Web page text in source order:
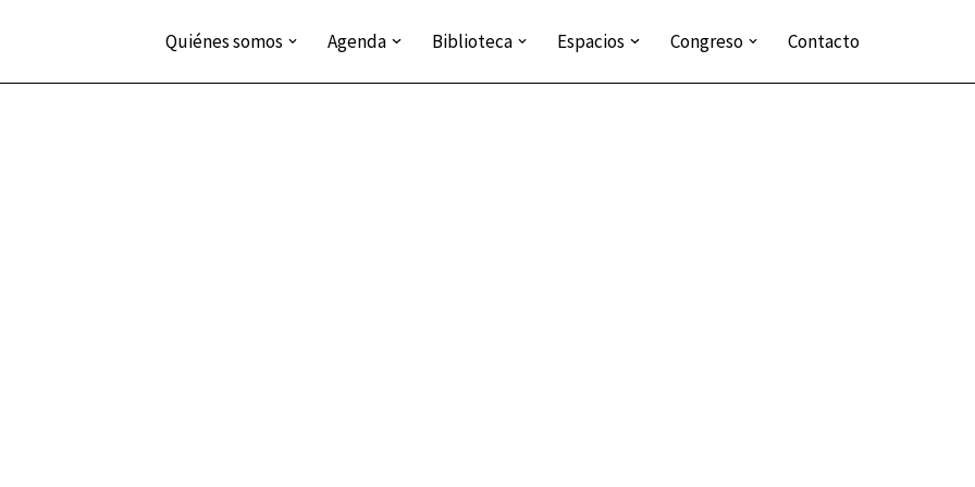
Quiénes somos Agenda Biblioteca Espacios Congreso Contacto